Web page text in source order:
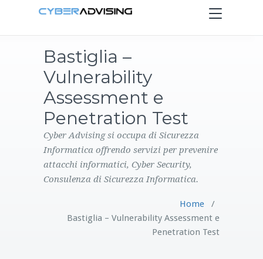
Toggle
navigation
PRODOTTI
CONTATTI
Bastiglia –
Vulnerability
Assessment e
Penetration Test
Cyber Advising si occupa di Sicurezza
Informatica offrendo servizi per prevenire
attacchi informatici, Cyber Security,
Consulenza di Sicurezza Informatica.
Home/
Bastiglia – Vulnerability Assessment e
Penetration Test